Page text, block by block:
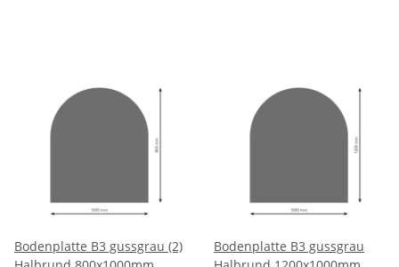
Bodenplatte B3 gussgrau (2)
Bodenplatte B3 gussgrau